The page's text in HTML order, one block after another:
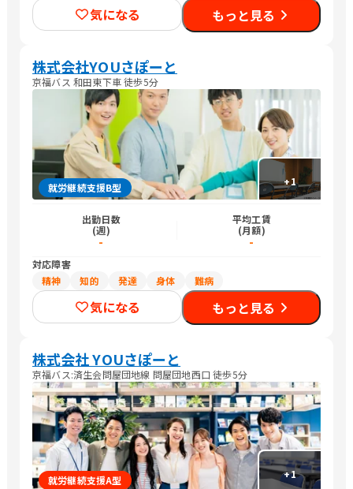
気になる もっと見る
株式会社YOUさぽーと
京福バス 和田東下車 徒歩5分
+1
就労継続支援B型
出勤日数
(週)
-
平均工賃
(月額)
-
対応障害
精神
知的 発達 身体 難病
気になる もっと見る
株式会社 YOUさぽーと
京福バス:済生会問屋団地線 問屋団地西口 徒歩5分
+1
就労継続支援A型